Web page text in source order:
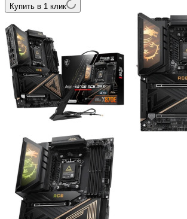
Купить в 1 клик